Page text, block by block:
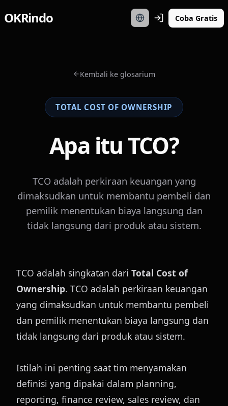
OKRindo Coba Gratis
Kembali ke glosarium
TOTAL COST OF OWNERSHIP
Apa itu TCO?
TCO adalah perkiraan keuangan yang
dimaksudkan untuk membantu pembeli dan
pemilik menentukan biaya langsung dan
tidak langsung dari produk atau sistem.
TCO adalah singkatan dari Total Cost of
Ownership. TCO adalah perkiraan keuangan
yang dimaksudkan untuk membantu pembeli
dan pemilik menentukan biaya langsung dan
tidak langsung dari produk atau sistem.
Istilah ini penting saat tim menyamakan
definisi yang dipakai dalam planning,
reporting, finance review, sales review, dan